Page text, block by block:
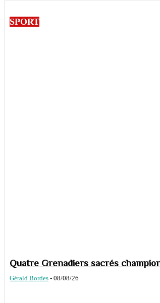
SPORT
Quatre Grenadiers sacrés
Gérald Bordes - 08/08/26